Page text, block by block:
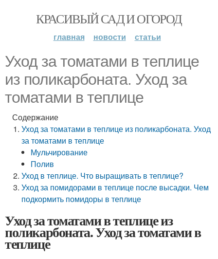
КРАСИВЫЙ САД И ОГОРОД
главная новости статьи
Уход за томатами в теплице
из поликарбоната. Уход за
томатами в теплице
Содержание
Уход за томатами в теплице из поликарбоната. Уход
за томатами в теплице
Мульчирование
Полив
Уход в теплице. Что выращивать в теплице?
Уход за помидорами в теплице после высадки. Чем
подкормить помидоры в теплице
Уход за томатами в теплице из
поликарбоната. Уход за томатами в
теплице